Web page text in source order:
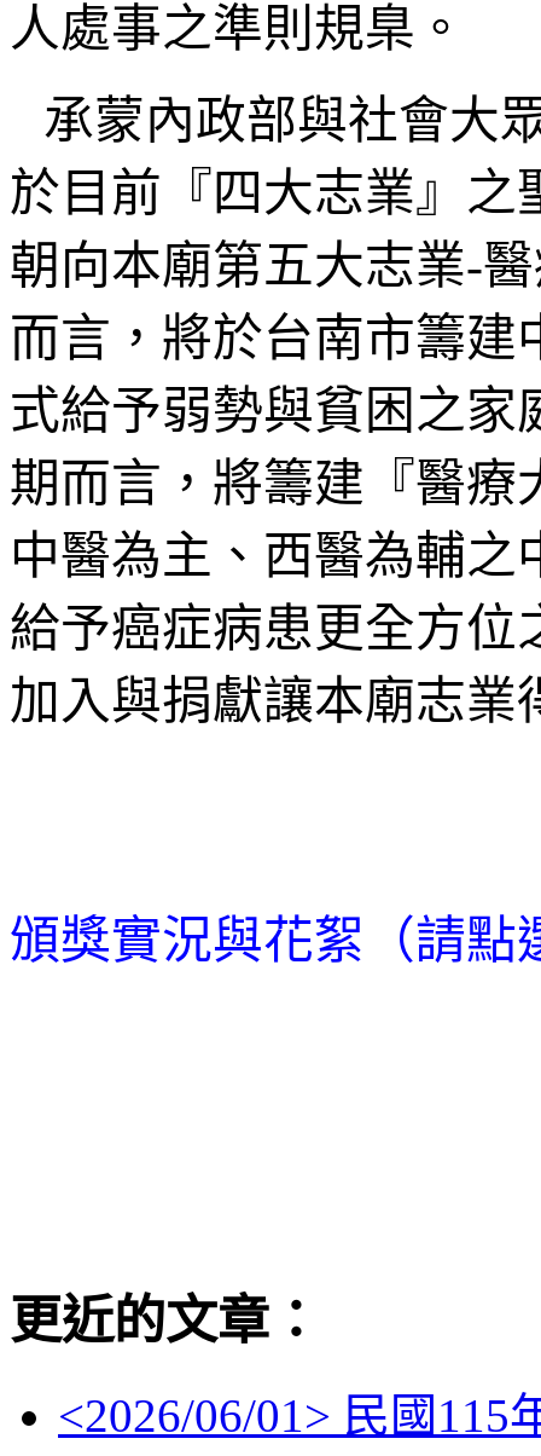
人處事之準則規臬。
承蒙內政部與社會大
於目前『四大志業』之
朝向本廟第五大志業-
而言，將於台南市籌建
式給予弱勢與貧困之家
期而言，將籌建『醫療
中醫為主、西醫為輔
給予癌症病患更全方位
加入與捐獻讓本廟志業
頒獎實況與花絮（請點
更近的文章：
<2026/06/01> 民國115